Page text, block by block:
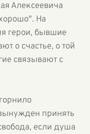
Алексеевича
На
герои, бывшие
о счастье, о той
связывают с
принять
если душа